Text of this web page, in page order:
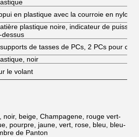
en plastique avec la courroie en nylon
plastique noire, indicateur de
dessus
de tasses de PCs, 2 PCs pour
noir
le volant
beige, Champagene, rouge vert-
pourpre, jaune, vert, rose, bleu, bleu-
de Panton